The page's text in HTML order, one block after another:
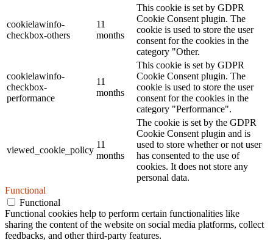
cookielawinfo-
checkbox-others
11
months
This cookie is set by GDPR
Cookie Consent plugin. The
cookie is used to store the user
consent for the cookies in the
category "Other.
cookielawinfo-
checkbox-
performance
11
months
This cookie is set by GDPR
Cookie Consent plugin. The
cookie is used to store the user
consent for the cookies in the
category "Performance".
viewed_cookie_policy
11
months
The cookie is set by the GDPR
Cookie Consent plugin and is
used to store whether or not user
has consented to the use of
cookies. It does not store any
personal data.
Functional
Functional
Functional cookies help to perform certain functionalities like
sharing the content of the website on social media platforms, collect
feedbacks, and other third-party features.